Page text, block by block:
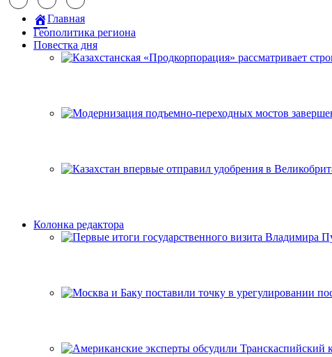
Главная
Геополитика региона
Повестка дня
Колонка редактора